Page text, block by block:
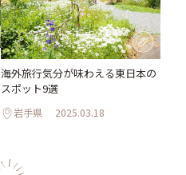
海外旅行気分が味わえる東日本の
スポット9選
岩手県 2025.03.18